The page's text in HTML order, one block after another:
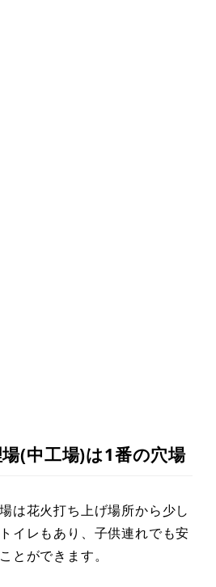
(中工場)は1番の穴場
は花火打ち上げ場所から少し
イレもあり、子供連れでも安
とができます。